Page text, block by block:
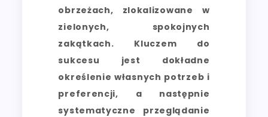
obrzeżach, zlokalizowane w
zielonych, spokojnych
zakątkach. Kluczem do
sukcesu jest dokładne
określenie własnych potrzeb i
preferencji, a następnie
systematyczne przeglądanie